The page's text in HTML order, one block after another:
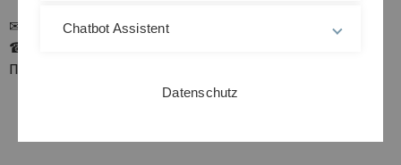
✉
Lea de Hesselle
☎ +49-(0)731/50 31854
Π 47.2.415
Chatbot Assistent
Datenschutz